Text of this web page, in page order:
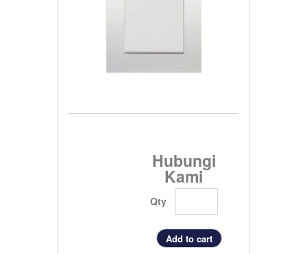
Hubungi
Kami
Qty